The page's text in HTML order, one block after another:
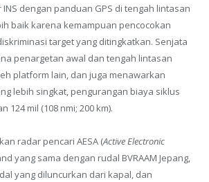
INS dengan panduan GPS di tengah lintasan
baik karena kemampuan pencocokan
target yang ditingkatkan. Senjata
penargetan awal dan tengah lintasan
platform lain, dan juga menawarkan
lebih singkat, pengurangan biaya siklus
124 mil (108 nmi; 200 km).
radar pencari AESA (Active Electronic
yang sama dengan rudal BVRAAM Jepang,
yang diluncurkan dari kapal, dan